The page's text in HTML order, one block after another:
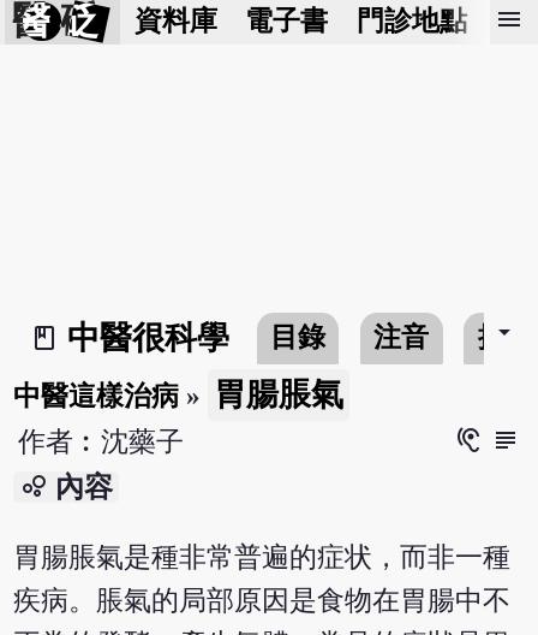
醫 砭 資料庫 電子書 門診地點 預
menu
book_2
中醫很科學 目錄 注音 搜尋
arrow_drop_down
中醫這樣治病 » 胃腸脹氣
作者︰沈藥子 hearing subject
bubble_chart 內容
胃腸脹氣是種非常普遍的症状，而非一種
疾病。脹氣的局部原因是食物在胃腸中不